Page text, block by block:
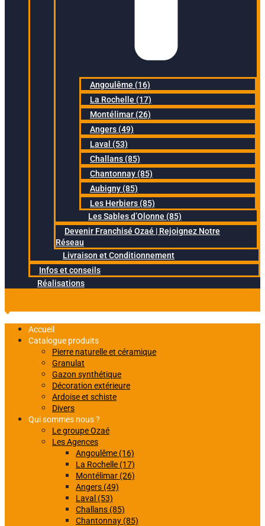
Angoulême (16)
La Rochelle (17)
Montélimar (26)
Angers (49)
Laval (53)
Challans (85)
Chantonnay (85)
Aubigny (85)
Les Herbiers (85)
Les Sables d’Olonne (85)
Devenir Franchisé Ozaé | Rejoignez Notre
Réseau
Livraison et Conditionnement
Infos et conseils
Réalisations
Accueil
Catalogue produits
Pierre naturelle et céramique
Granulat
Gazon synthétique
Décoration extérieure
Ardoise et schiste
Divers
Qui sommes nous ?
Le groupe Ozaé
Les Agences
Angoulême (16)
La Rochelle (17)
Montélimar (26)
Angers (49)
Laval (53)
Challans (85)
Chantonnay (85)